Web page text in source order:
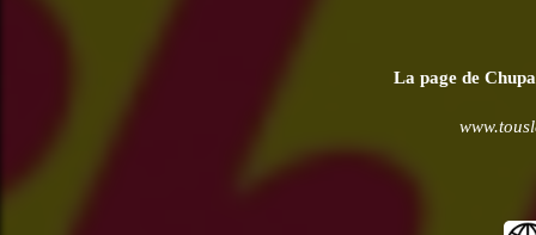
La page de